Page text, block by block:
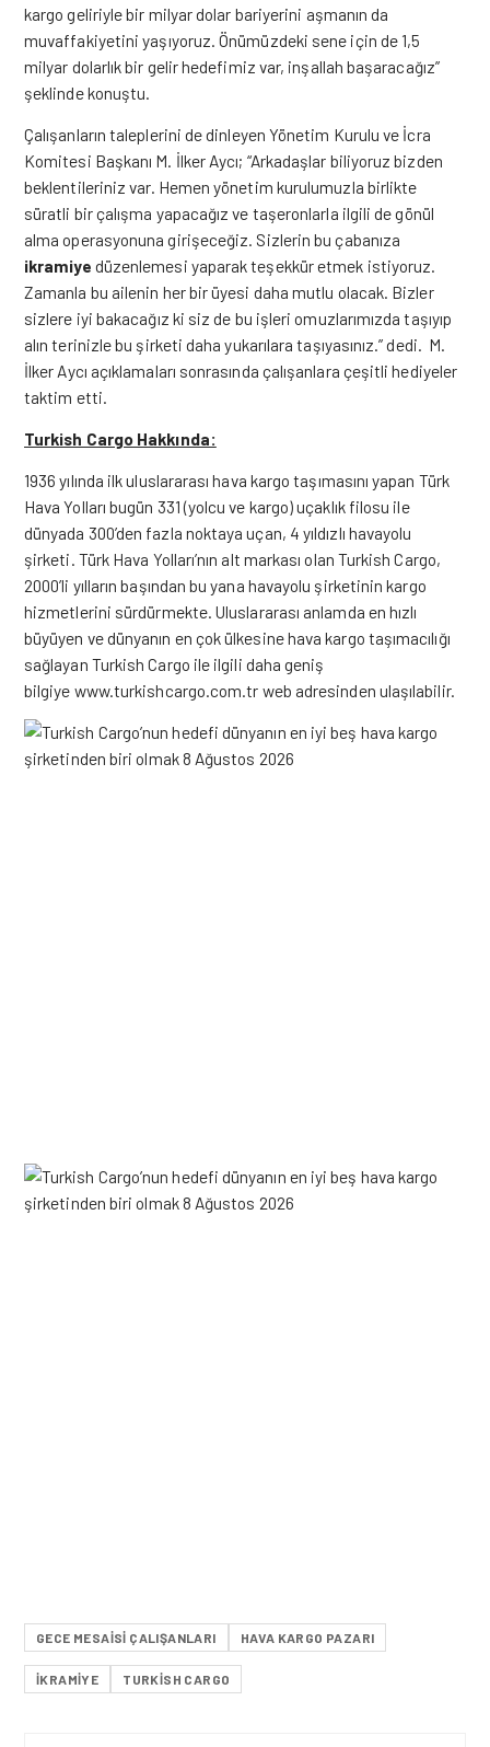
kargo geliriyle bir milyar dolar bariyerini aşmanın da
muvaffakiyetini yaşıyoruz. Önümüzdeki sene için de 1,5
milyar dolarlık bir gelir hedefimiz var, inşallah başaracağız”
şeklinde konuştu.
Çalışanların taleplerini de dinleyen Yönetim Kurulu ve İcra
Komitesi Başkanı M. İlker Aycı; “Arkadaşlar biliyoruz bizden
beklentileriniz var. Hemen yönetim kurulumuzla birlikte
süratli bir çalışma yapacağız ve taşeronlarla ilgili de gönül
alma operasyonuna girişeceğiz. Sizlerin bu çabanıza
ikramiye düzenlemesi yaparak teşekkür etmek istiyoruz.
Zamanla bu ailenin her bir üyesi daha mutlu olacak. Bizler
sizlere iyi bakacağız ki siz de bu işleri omuzlarımızda taşıyıp
alın terinizle bu şirketi daha yukarılara taşıyasınız.” dedi. M.
İlker Aycı açıklamaları sonrasında çalışanlara çeşitli hediyeler
taktim etti.
Turkish Cargo Hakkında:
1936 yılında ilk uluslararası hava kargo taşımasını yapan Türk
Hava Yolları bugün 331 (yolcu ve kargo) uçaklık filosu ile
dünyada 300’den fazla noktaya uçan, 4 yıldızlı havayolu
şirketi. Türk Hava Yolları’nın alt markası olan Turkish Cargo,
2000’li yılların başından bu yana havayolu şirketinin kargo
hizmetlerini sürdürmekte. Uluslararası anlamda en hızlı
büyüyen ve dünyanın en çok ülkesine hava kargo taşımacılığı
sağlayan Turkish Cargo ile ilgili daha geniş
bilgiye www.turkishcargo.com.tr web adresinden ulaşılabilir.
GECE MESAISI ÇALIŞANLARI HAVA KARGO PAZARI
IKRAMIYE TURKISH CARGO